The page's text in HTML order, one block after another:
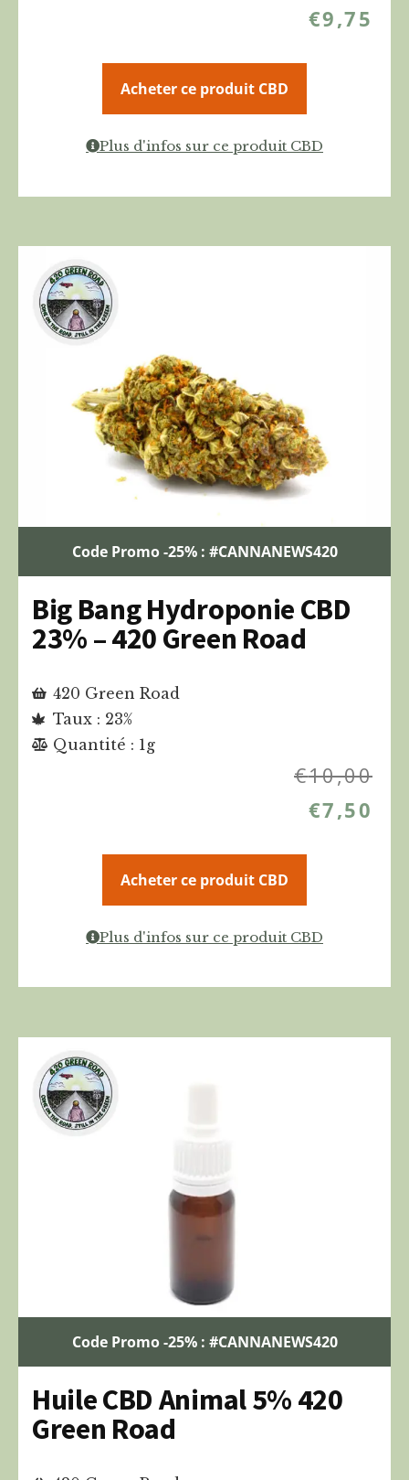
€9,75
Acheter ce produit CBD
Plus d'infos sur ce produit CBD
Code Promo -25% : #CANNANEWS420
Big Bang Hydroponie CBD
23% – 420 Green Road
420 Green Road
Taux : 23%
Quantité : 1g
€10,00
€7,50
Acheter ce produit CBD
Plus d'infos sur ce produit CBD
Code Promo -25% : #CANNANEWS420
Huile CBD Animal 5% 420
Green Road